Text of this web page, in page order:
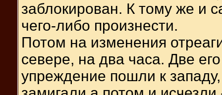
заблокирован. К тому же и
чего-либо произнести.
Потом на изменения
севере, на два часа. Две
упреждение пошли к